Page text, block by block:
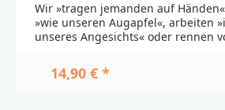
Wir »tragen jemanden auf
»wie unseren Augapfel«, arbeiten
unseres Angesichts« oder rennen
tagtäglich über die Lippen gehen,
Lutherbibel. Dieses Buch –
14,90 € *